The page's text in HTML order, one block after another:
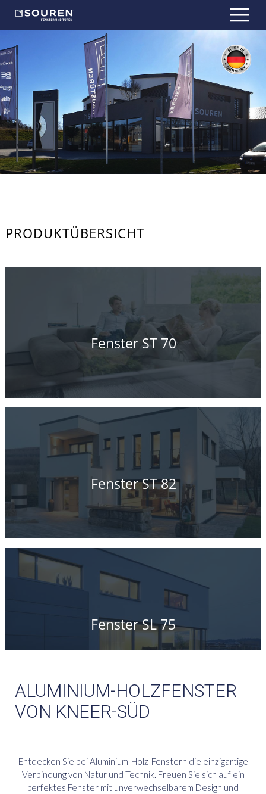
Souren
Aachen –
Türen |
Fenster |
Fensterbau &
Fenstertausch
ALUMINIUM-HOLZFENSTER
VON KNEER-SÜD
Entdecken Sie bei Aluminium-Holz-Fenstern die einzigartige
Verbindung von Natur und Technik. Freuen Sie sich auf ein
perfektes Fenster mit unverwechselbarem Design und